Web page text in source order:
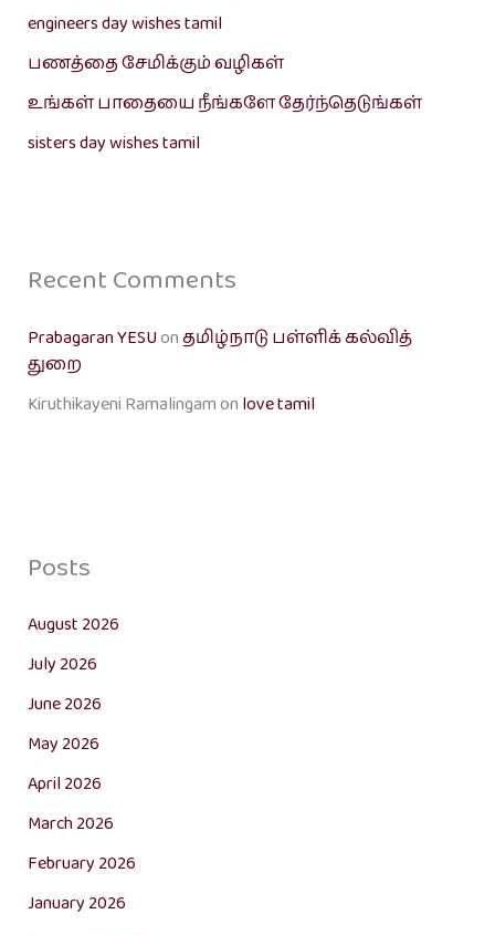
engineers day wishes tamil
பணத்தை சேமிக்கும் வழிகள்
உங்கள் பாதையை நீங்களே தேர்ந்தெடுங்கள்
sisters day wishes tamil
Recent Comments
Prabagaran YESUonதமிழ்நாடு பள்ளிக் கல்வித்
துறை
Kiruthikayeni Ramalingamon love tamil
Posts
August 2026
July 2026
June 2026
May 2026
April 2026
March 2026
February 2026
January 2026